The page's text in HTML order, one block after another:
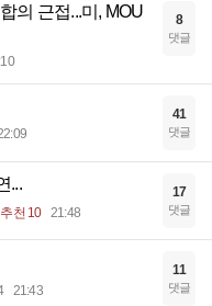
의 근접...미, MOU
8
댓글
41
댓글
...
추천 10 21:48
17
댓글
21:43
11
댓글